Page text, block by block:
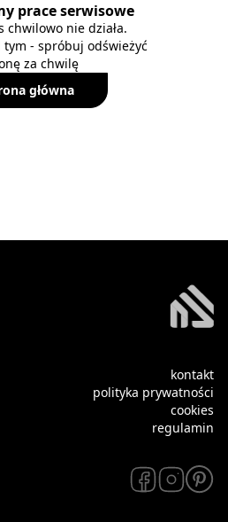
prace serwisowe
chwilowo nie działa.
tym - spróbuj odświeżyć
za chwilę
główna
kontakt
polityka prywatności
cookies
regulamin